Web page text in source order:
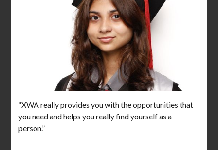
“XWA really provides you with the opportunities that
you need and helps you really find yourself as a
person.”